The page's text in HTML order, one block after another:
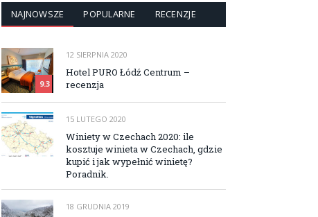
NAJNOWSZE POPULARNE RECENZJE
9.3
12 SIERPNIA 2020
Hotel PURO Łódź Centrum –
recenzja
15 LUTEGO 2020
Winiety w Czechach 2020: ile
kosztuje winieta w Czechach, gdzie
kupić i jak wypełnić winietę?
Poradnik.
18 GRUDNIA 2019